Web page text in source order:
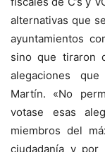
alternativas que
ayuntamientos
sino que tiraron
alegaciones
Martín. «No
votase esas
miembros del
ciudadanía y